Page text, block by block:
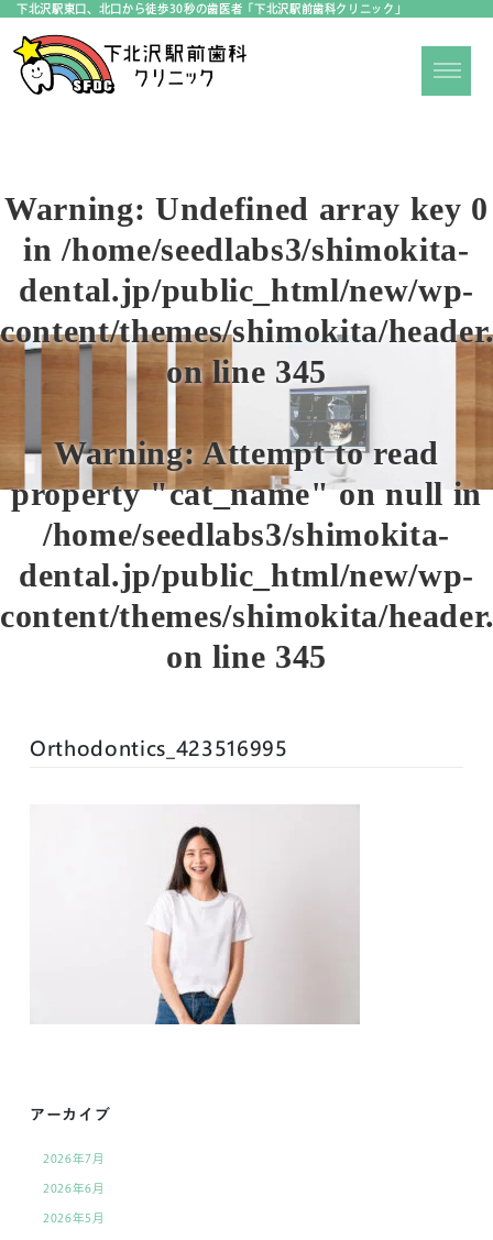
下北沢駅東口、北口から徒歩30秒の歯医者「下北沢駅前歯科クリニック」
Warning: Undefined array key 0
in/home/seedlabs3/shimokita-
dental.jp/public_html/new/wp-
content/themes/shimokita/
on line 345
Warning: Attempt to read
property "cat_name" on null in
/home/seedlabs3/shimokita-
dental.jp/public_html/new/wp-
content/themes/shimokita/
on line 345
Orthodontics_423516995
アーカイブ
2026年7月
2026年6月
2026年5月